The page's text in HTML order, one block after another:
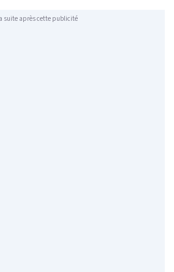
suite après cette publicité